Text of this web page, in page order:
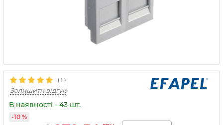
( 1 )
Залишити відгук
В наявності - 43 шт.
-10 %